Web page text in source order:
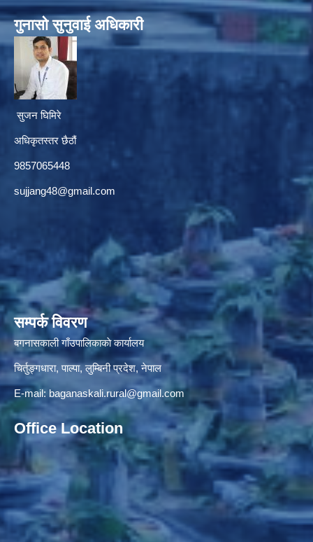
गुनासाे सुनुवाई अधिकारी
सुजन घिमिरे
अधिकृतस्तर छैठौं‌
9857065448
sujjang48@gmail.com
सम्पर्क विवरण
बगनासकाली गाँउपालिकाकाे कार्यालय
चिर्तुङ्गधारा, पाल्पा, लुम्बिनी प्रदेश, नेपाल
E-mail: baganaskali.rural@gmail.com
Office Location